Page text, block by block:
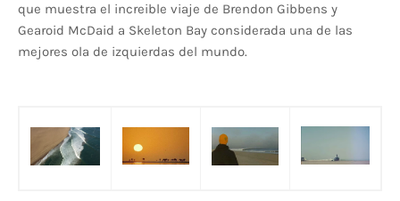
que muestra el increible viaje de Brendon Gibbens y
Gearoid McDaid a Skeleton Bay considerada una de las
mejores ola de izquierdas del mundo.